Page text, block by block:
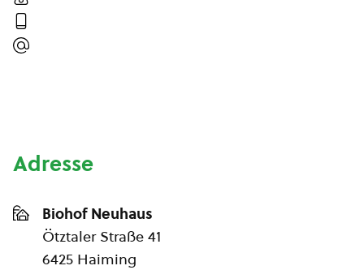
Adresse
Biohof Neuhaus
Ötztaler Straße 41
6425 Haiming